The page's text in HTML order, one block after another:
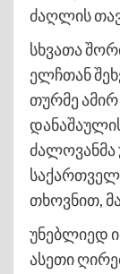
ძაღლის
სხვათა
ელჩთან
თურმე
ძალოვანმა
თხოვნით,
უნებლიედ
ასეთი